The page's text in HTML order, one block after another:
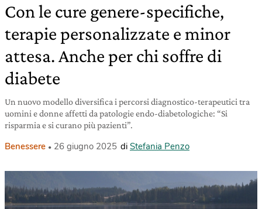
Con le cure genere-specifiche,
terapie personalizzate e minor
attesa. Anche per chi soffre di
diabete
Un nuovo modello diversifica i percorsi diagnostico-terapeutici tra
uomini e donne affetti da patologie endo-diabetologiche: “Si
risparmia e si curano più pazienti”.
Benessere 26 giugno 2025 di Stefania Penzo